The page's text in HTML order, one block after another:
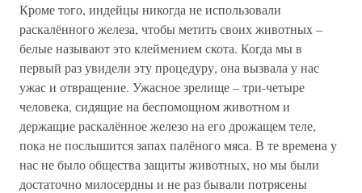
Кроме того, индейцы никогда не использовали
раскалённого железа, чтобы метить своих животных –
белые называют это клеймением скота. Когда мы в
первый раз увидели эту процедуру, она вызвала у нас
ужас и отвращение. Ужасное зрелище – три-четыре
человека, сидящие на беспомощном животном и
держащие раскалённое железо на его дрожащем теле,
пока не послышится запах палёного мяса. В те времена у
нас не было общества защиты животных, но мы были
достаточно милосердны и не раз бывали потрясены